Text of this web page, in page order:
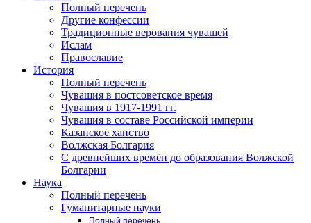
Полный перечень
Другие конфессии
Традиционные верования чувашей
Ислам
Православие
История
Полный перечень
Чувашия в постсоветское время
Чувашия в 1917-1991 гг.
Чувашия в составе Российской империи
Казанское ханство
Волжская Болгария
С древнейших времён до образования Волжской
Болгарии
Наука
Полный перечень
Гуманитарные науки
Полный перечень